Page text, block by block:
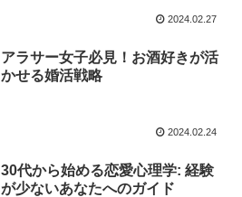
2024.02.27
アラサー女子必見！お酒好きが活
かせる婚活戦略
2024.02.24
30代から始める恋愛心理学: 経験
が少ないあなたへのガイド